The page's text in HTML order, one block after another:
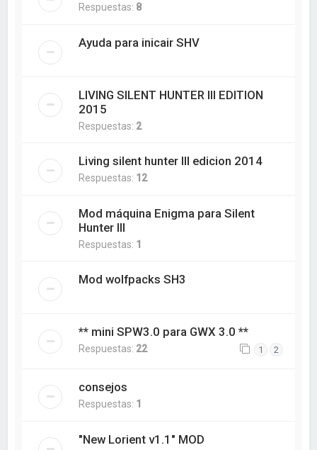
Respuestas: 8
Ayuda para inicair SHV
LIVING SILENT HUNTER III EDITION
2015
Respuestas: 2
Living silent hunter III edicion 2014
Respuestas: 12
Mod máquina Enigma para Silent
Hunter III
Respuestas: 1
Mod wolfpacks SH3
** mini SPW3.0 para GWX 3.0 **
Respuestas: 22 1 2
consejos
Respuestas: 1
"New Lorient v1.1" MOD